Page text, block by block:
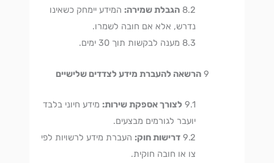
הגבלת שמירה: המידע יימחק כשאינו
נדרש, אלא אם חובה לשמרו.
מענה לבקשות תוך 30 ימים.
הרשאה להעברת מידע לצדדים שלישיים
לצורך אספקת שירות: מידע חיוני בלבד
יועבר לגורמים מבצעים.
דרישות חוק: העברת מידע לרשויות לפי
צו או חובה חוקית.